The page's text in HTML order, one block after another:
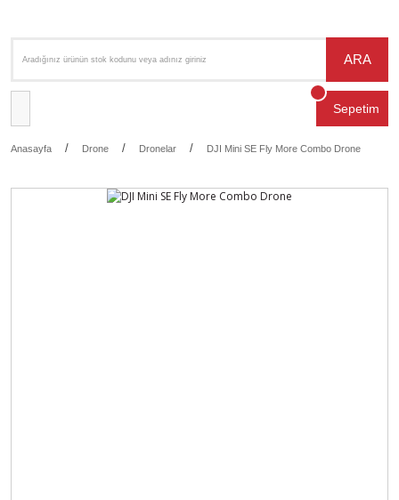
ARA
Sepetim
Anasayfa Drone Dronelar DJI Mini SE Fly More Combo Drone